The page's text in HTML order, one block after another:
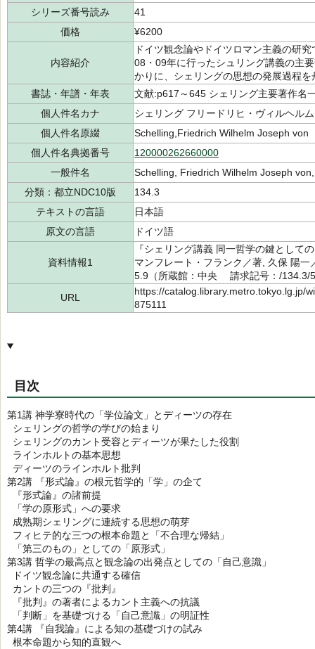
シリーズ番号読み
41
価格
¥6200
内容紹介
ドイツ観念論やドイツロマン主義の研
08・09年に行ったシュリング講義の主
かりに、シェリングの思想の発展過程を
書誌・年譜・年表
文献:p617～645 シェリング主要著作名
個人件名カナ
シェリング フリードリヒ・ヴィルヘル
個人件名原綴
Schelling,Friedrich Wilhelm Joseph von
個人件名典拠番号
120000262660000
一般件名
Schelling, Friedrich Wilhelm Joseph
分類：都立NDC10版
134.3
テキストの言語
日本語
原文の言語
ドイツ語
資料情報1
『シェリング講義 同一哲学の鍵とし
マンフレート・フランク／著, 久保 陽
5.9（所蔵館：中央 請求記号：/
URL
https://catalog.library.metro.tokyo.lg.jp/
875111
目次
第1講 神学寮時代の「学位論文」とディーツの存在
シェリングの哲学の学びの始まり
シェリングのカント受容とディーツが果たした役割
ラインホルトの基本思想
ディーツのラインホルト批判
第2講 『形式論』の根元哲学的「学」の企て
『形式論』の諸前提
「学の原形式」への要求
成熟期シェリングに連続する思想の萌芽
フィヒテ的な三つの根本命題と「不合理な帰結」
「第三のもの」としての「原形式」
第3講 哲学の最高点と観念論の出発点としての「自己意識」
ドイツ観念論に共通する確信
カントの三つの『批判』
『批判』の著者によるカント主義への抗議
「判断」を基礎づける「自己意識」の明証性
第4講 『自我論』による知の基礎づけの試み
根本命題から知的直観へ